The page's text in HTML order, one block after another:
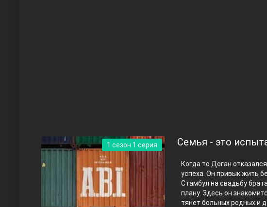
Семья - это
Когда то Доган
успеха. Он привык жить
Стамбул на свадьбу
плану. Здесь он
тянет больных родных и
1 сезон 1 серия